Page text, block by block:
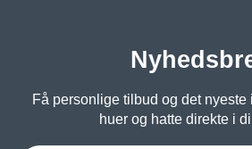
Få personlige tilbud og det nyeste
huer og hatte direkte i